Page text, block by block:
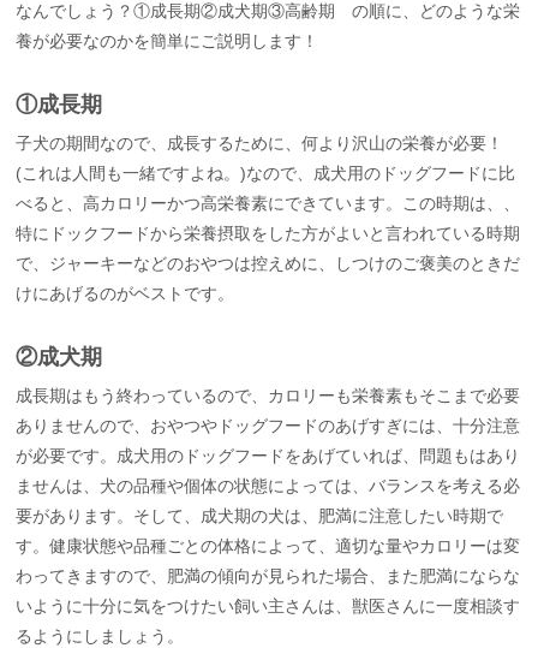
なんでしょう？①成長期②成犬期③高齢期 の順に、どのような栄
養が必要なのかを簡単にご説明します！
①成長期
子犬の期間なので、成長するために、何より沢山の栄養が必要！
(これは人間も一緒ですよね。)なので、成犬用のドッグフードに比
べると、高カロリーかつ高栄養素にできています。この時期は、、
特にドックフードから栄養摂取をした方がよいと言われている時期
で、ジャーキーなどのおやつは控えめに、しつけのご褒美のときだ
けにあげるのがベストです。
②成犬期
成長期はもう終わっているので、カロリーも栄養素もそこまで必要
ありませんので、おやつやドッグフードのあげすぎには、十分注意
が必要です。成犬用のドッグフードをあげていれば、問題もはあり
ませんは、犬の品種や個体の状態によっては、バランスを考える必
要があります。そして、成犬期の犬は、肥満に注意したい時期で
す。健康状態や品種ごとの体格によって、適切な量やカロリーは変
わってきますので、肥満の傾向が見られた場合、また肥満にならな
いように十分に気をつけたい飼い主さんは、獣医さんに一度相談す
るようにしましょう。